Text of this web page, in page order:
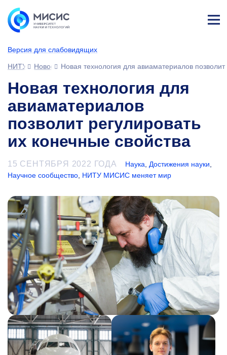
Версия для слабовидящих
ине
НИТУ МИСИС
НовостиНовая технология для авиаматериалов
Новая технология для
авиаматериалов
позволит регулировать
их конечные свойства
15 СЕНТЯБРЯ 2022 ГОДА Наука Достижения науки
Научное сообщество НИТУ МИСИС меняет мир